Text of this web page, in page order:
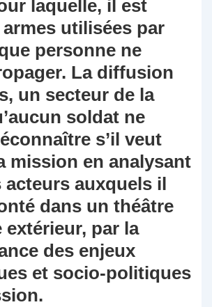
laquelle, il est
utilisées par
personne ne
La diffusion
un secteur de la
soldat ne
s’il veut
mission en analysant
acteurs auxquels il
dans un théâtre
extérieur, par la
des enjeux
et socio-politiques